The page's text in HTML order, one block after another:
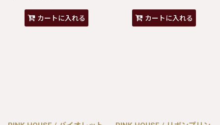
カートに入れる カートに入れる